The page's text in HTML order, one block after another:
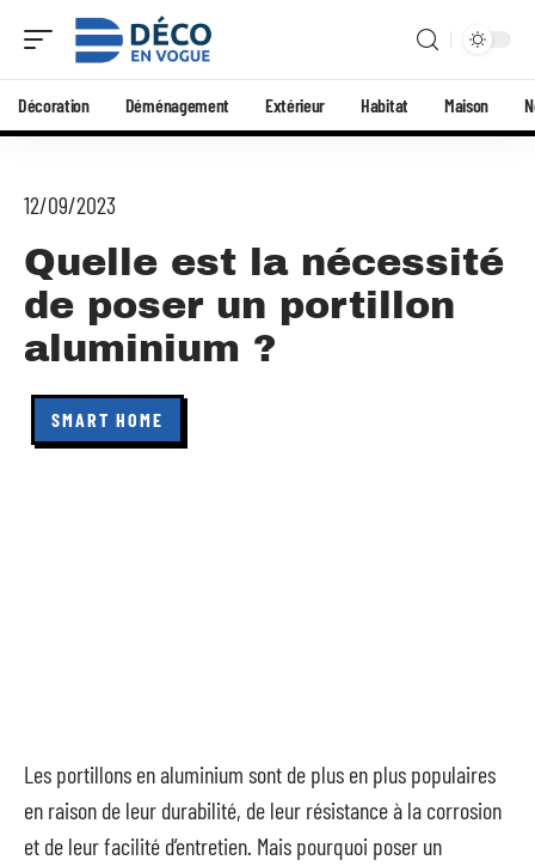
Décoration Déménagement Extérieur Habitat Maison
12/09/2023
Quelle est la nécessité
de poser un portillon
aluminium ?
SMART HOME
Les portillons en aluminium sont de plus en plus populaires
en raison de leur durabilité, de leur résistance à la corrosion
et de leur facilité d’entretien. Mais pourquoi poser un